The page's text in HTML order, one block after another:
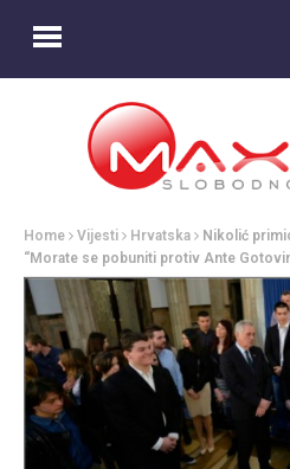
Home Vijesti Hrvatska
Nikolić
“Morate se pobuniti protiv Ante